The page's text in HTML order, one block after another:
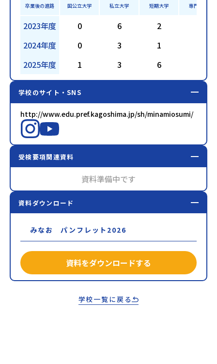
卒業後の進路 国公立大学 私立大学 短期大学 専門学校
2023年度 0 6 2
2024年度
0 3 1
2025年度
1 3 6
学校のサイト・SNS
http://www.edu.pref.kagoshima.jp/sh/minamiosumi/
受検要項関連資料
資料準備中です
資料ダウンロード
みなお パンフレット2026
資料をダウンロードする
学校一覧に戻る